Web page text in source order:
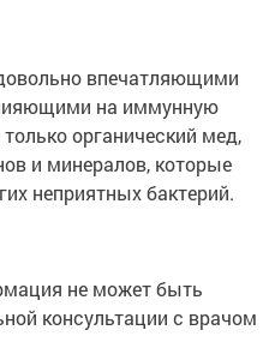
впечатляющими
на иммунную
органический мед,
и минералов, которые
неприятных бактерий.
не может быть
консультации с врачом